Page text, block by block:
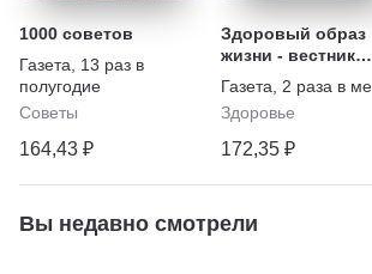
1000 советов
Газета
13 раз в
полугодие
Советы
164,43 ₽
Здоровый образ
жизни - вестник
"ЗОЖ"
Газета
2 раза в
Здоровье
172,35 ₽
Вы недавно смотрели